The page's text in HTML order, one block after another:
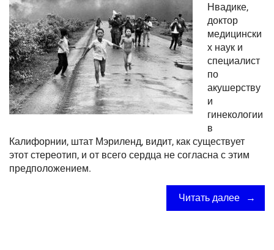
Нвадике,
доктор
медицински
х наук и
специалист
по
акушерству
и
гинекологии
в
Калифорнии, штат Мэриленд, видит, как существует
этот стереотип, и от всего сердца не согласна с этим
предположением.
Читать далее